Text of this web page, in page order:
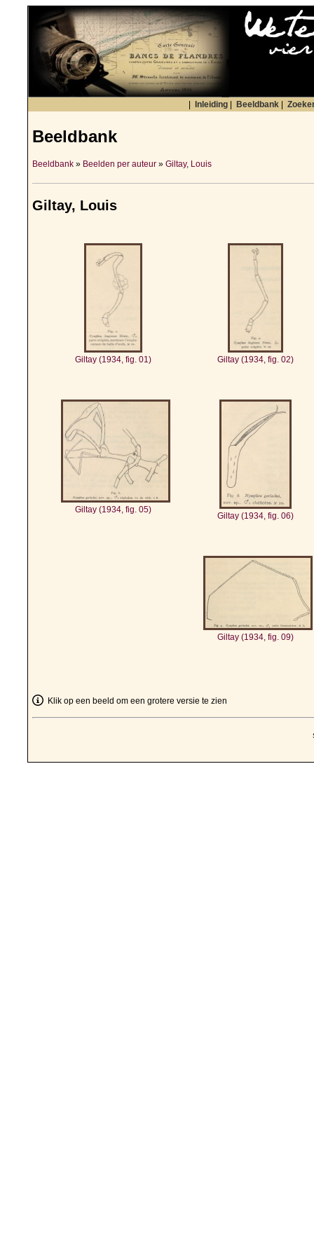
Inleiding Beeldbank
Beeldbank
Beeldbank » Beelden per auteur » Giltay, Louis
Giltay, Louis
Giltay (1934, fig. 01) Giltay (1934, fig. 02)
Giltay (1934, fig. 05)
Giltay (1934, fig. 06)
Giltay (1934, fig. 09)
Klik op een beeld om een grotere versie te zien